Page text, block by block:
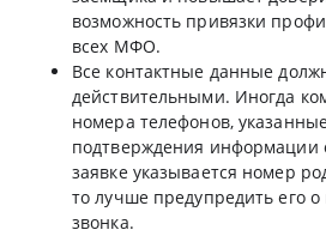
возможность привязки
всех МФО.
Все контактные данные
действительными. Иногда
номера телефонов,
подтверждения информации
заявке указывается номер
то лучше предупредить его о
звонка.